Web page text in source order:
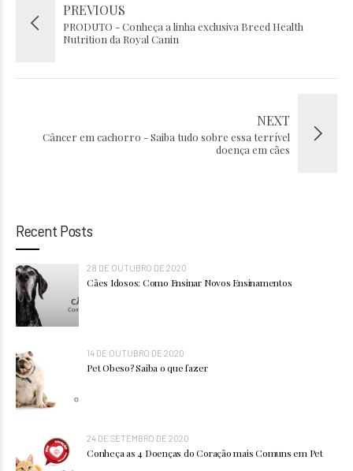
PREVIOUS
PRODUTO - Conheça a linha exclusiva Breed Health
Nutrition da Royal Canin
NEXT
Câncer em cachorro - Saiba tudo sobre essa terrível
doença em cães
Recent Posts
28 DE OUTUBRO DE 2020
Cães Idosos: Como Ensinar Novos Ensinamentos
14 DE OUTUBRO DE 2020
Pet Obeso? Saiba o que fazer
24 DE SETEMBRO DE 2020
Conheça as 4 Doenças do Coração mais Comuns em Pet